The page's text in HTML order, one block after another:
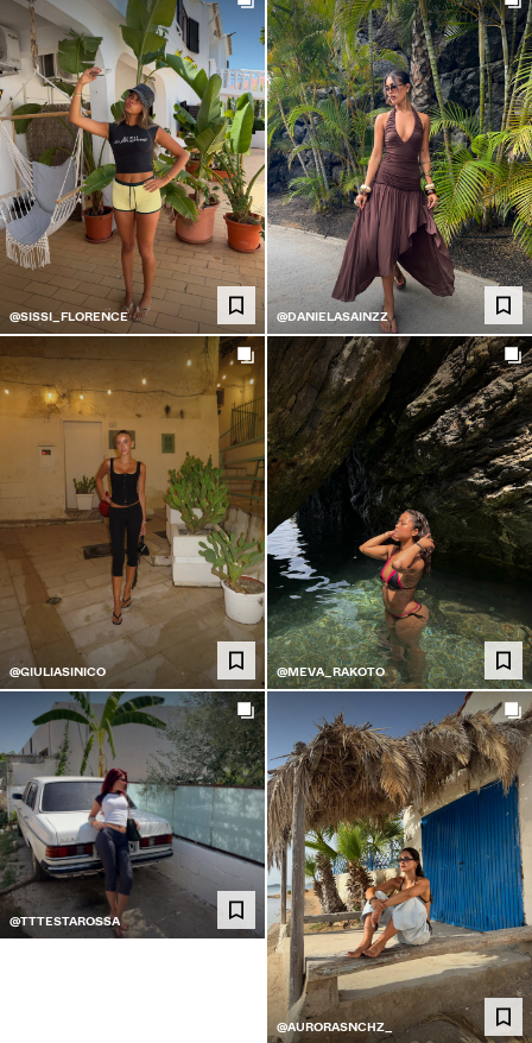
@SISSI_FLORENCE @DANIELASAINZZ
@GIULIASINICO @MEVA_RAKOTO
@TTTESTAROSSA
@AURORASNCHZ_